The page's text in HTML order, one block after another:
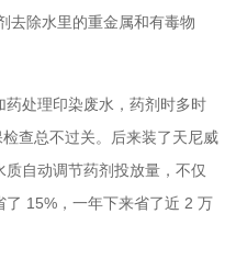
去除水里的重金属和有毒物
处理印染废水，药剂时多时
查总不过关。后来装了天尼威
自动调节药剂投放量，不仅
15%，一年下来省了近 2 万